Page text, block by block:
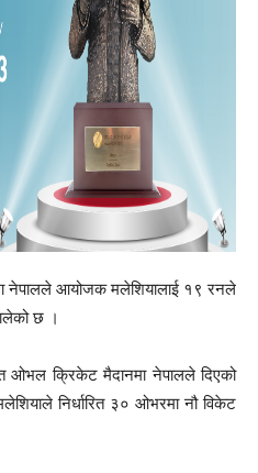
नेपालले आयोजक मलेशियालाई १९ रनले
छ ।
ओभल क्रिकेट मैदानमा नेपालले दिएको
निर्धारित ३० ओभरमा नौ विकेट